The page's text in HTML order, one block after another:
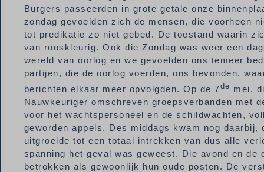
Burgers passeerden in grote getale onze
zondag gevoelden zich de mensen, die voorheen
tot predikatie zo niet gebed. De toestand waarin
van rooskleurig. Ook die Zondag was weer een
wereld van oorlog en we gevoelden ons temeer
partijen, die de oorlog voerden, ons bevonden,
berichten elkaar meer opvolgden. Op de 7de mei,
Nauwkeuriger omschreven groepsverbanden met
voor het wachtspersoneel en de schildwachten,
geworden appels. Des middags kwam nog
uitgroeide tot een totaal intrekken van dus alle
spanning het geval was geweest. Die avond en de
betrokken als gewoonlijk hun oude posten. De